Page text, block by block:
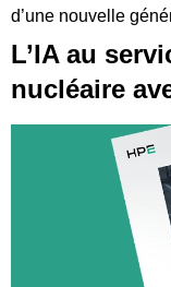
d’une nouvelle
L’IA au
nucléaire